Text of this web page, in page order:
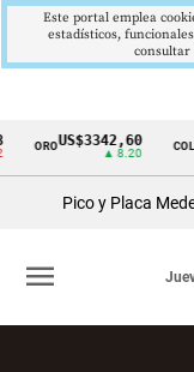
Cintillo
Colombia
OROUS$3342,60
▲ 8.20
Pico y Placa
menu
Este portal emplea
estadísticos,
consultar